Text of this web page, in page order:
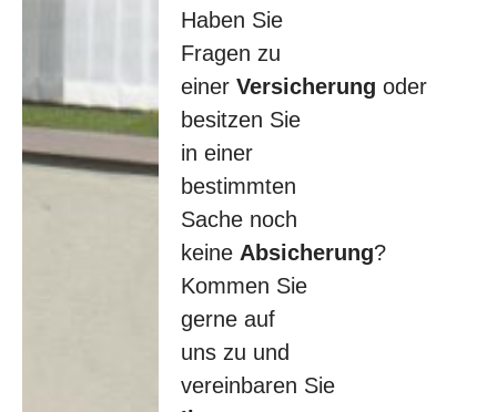
Haben Sie
Fragen zu
einer Versicherung oder
besitzen Sie
in einer
bestimmten
Sache noch
keine Absicherung?
Kommen Sie
gerne auf
uns zu und
vereinbaren Sie
Versicheru
abgeschlo
ssen. Ich
schätze
die
persönlich
e Beratung
und die
schnelle
Bearbeitun
kein Online
Anbieter
mithalten!
Beim
Versicheru